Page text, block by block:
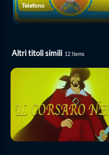
Telefono
Altri titoli simili 12 Items